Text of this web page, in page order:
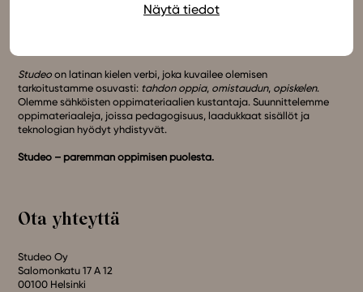
Näytä tiedot
Studeo on latinan kielen verbi, joka kuvailee olemisen
tarkoitustamme osuvasti: tahdon oppia, omistaudun, opiskelen.
Olemme sähköisten oppimateriaalien kustantaja. Suunnittelemme
oppimateriaaleja, joissa pedagogisuus, laadukkaat sisällöt ja
teknologian hyödyt yhdistyvät.
Studeo – paremman oppimisen puolesta.
Ota yhteyttä
Studeo Oy
Salomonkatu 17 A 12
00100 Helsinki